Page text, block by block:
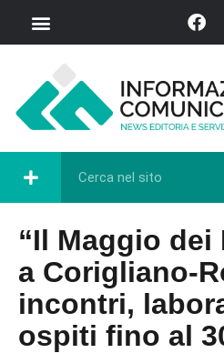
“Il Maggio
a Corigliano-
incontri,
ospiti fino al